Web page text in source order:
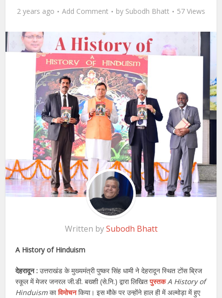
2 years ago Add Comment by Subodh Bhatt 57 Views
Written bySubodh Bhatt
A History of Hinduism
देहरादून :उत्तराखंड के मुख्यमंत्री पुष्कर सिंह धामी ने देहरादून स्थित टोंस ब्रिज
स्कूल में मेजर जनरल जी.डी. बख्शी (से.नि.) द्वारा लिखितपुस्तक A History of
Hinduismकाविमोचनकिया। इस मौके पर उन्होंने हाल ही में अल्मोड़ा में हुए